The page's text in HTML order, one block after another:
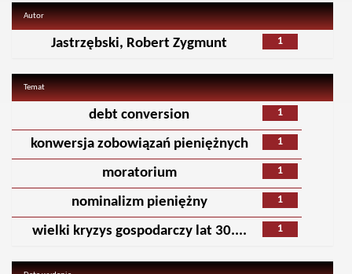
Autor
1
Jastrzębski, Robert Zygmunt
Temat
1
debt conversion
1
konwersja zobowiązań pieniężnych
1
moratorium
1
nominalizm pieniężny
1
wielki kryzys gospodarczy lat 30....